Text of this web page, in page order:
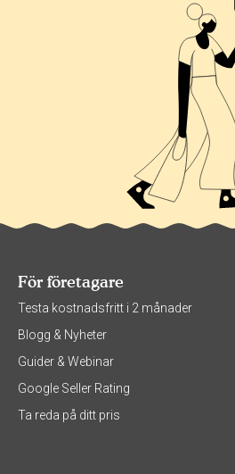
För företagare
Testa kostnadsfritt i 2 månader
Blogg & Nyheter
Guider & Webinar
Google Seller Rating
Ta reda på ditt pris